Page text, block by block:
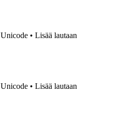
Unicode • Lisää lautaan
Unicode • Lisää lautaan